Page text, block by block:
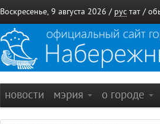
Воскресенье, 9 августа 2026 / рус тат /
новости мэрия о городе